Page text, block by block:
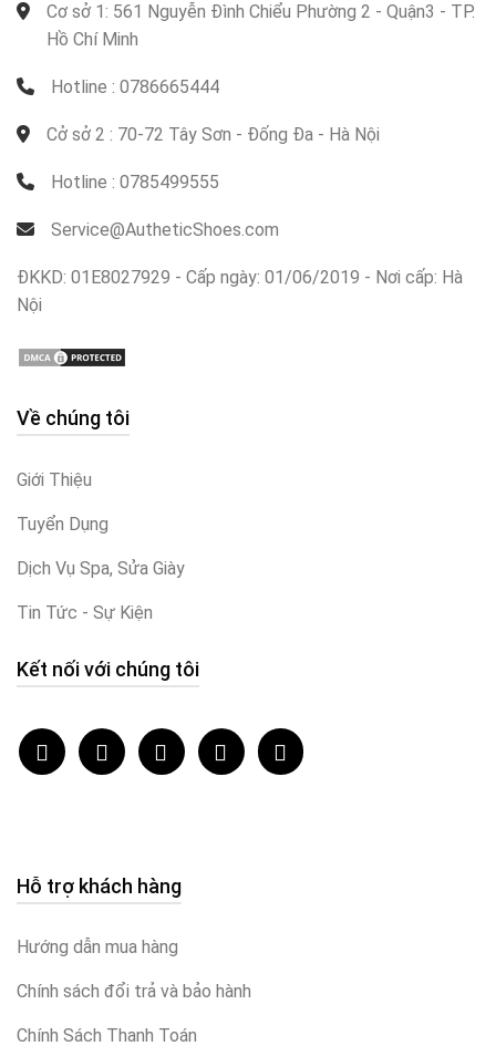
Cơ sở 1: 561 Nguyễn Đình Chiểu Phường 2 - Quận3 - TP.
Hồ Chí Minh
Hotline : 0786665444
Cở sở 2 : 70-72 Tây Sơn - Đống Đa - Hà Nội
Hotline : 0785499555
Service@AutheticShoes.com
ĐKKD: 01E8027929 - Cấp ngày: 01/06/2019 - Nơi cấp: Hà
Nội
Về chúng tôi
Giới Thiệu
Tuyển Dụng
Dịch Vụ Spa, Sửa Giày
Tin Tức - Sự Kiện
Kết nối với chúng tôi
Hỗ trợ khách hàng
Hướng dẫn mua hàng
Chính sách đổi trả và bảo hành
Chính Sách Thanh Toán